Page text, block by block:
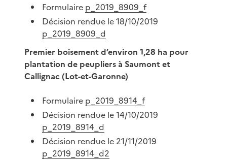
Formulaire p_2019_8909_f
Décision rendue le 18/10/2019
p_2019_8909_d
Premier boisement d’environ 1,28 ha pour
plantation de peupliers à Saumont et
Callignac (Lot-et-Garonne)
Formulaire p_2019_8914_f
Décision rendue le 14/10/2019
p_2019_8914_d
Décision rendue le 21/11/2019
p_2019_8914_d2